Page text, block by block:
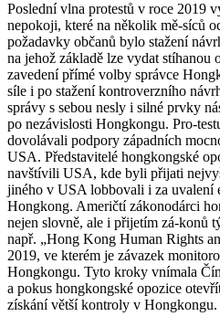
Poslední vlna protestů v roce 2019
nepokoji, které na několik mě-síců
požadavky občanů bylo stažení
na jehož základě lze vydat stíhanou
zavedení přímé volby správce
síle i po stažení kontroverzního
správy s sebou nesly i silné prvky
po nezávislosti Hongkongu. Pro-
dovolávali podpory západních
USA. Představitelé hongkongské
navštívili USA, kde byli přijati
jiného v USA lobbovali i za uvalení
Hongkong. Američtí zákonodárci
nejen slovně, ale i přijetím zá-konů
např. „Hong Kong Human Rights
2019, ve kterém je závazek
Hongkongu. Tyto kroky vnímala
a pokus hongkongské opozice
získání větší kontroly v Hongkongu.